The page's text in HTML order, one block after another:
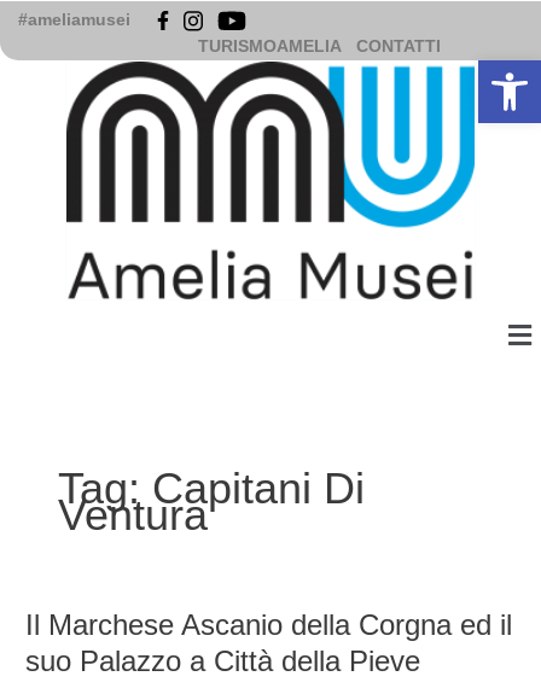
Vai
contenuto
#ameliamusei
TURISMOAMELIA
CONTATTI
Tag: Capitani Di
Ventura
Il Marchese Ascanio della Corgna ed il
suo Palazzo a Città della Pieve
Il
Ascanio
Apri la